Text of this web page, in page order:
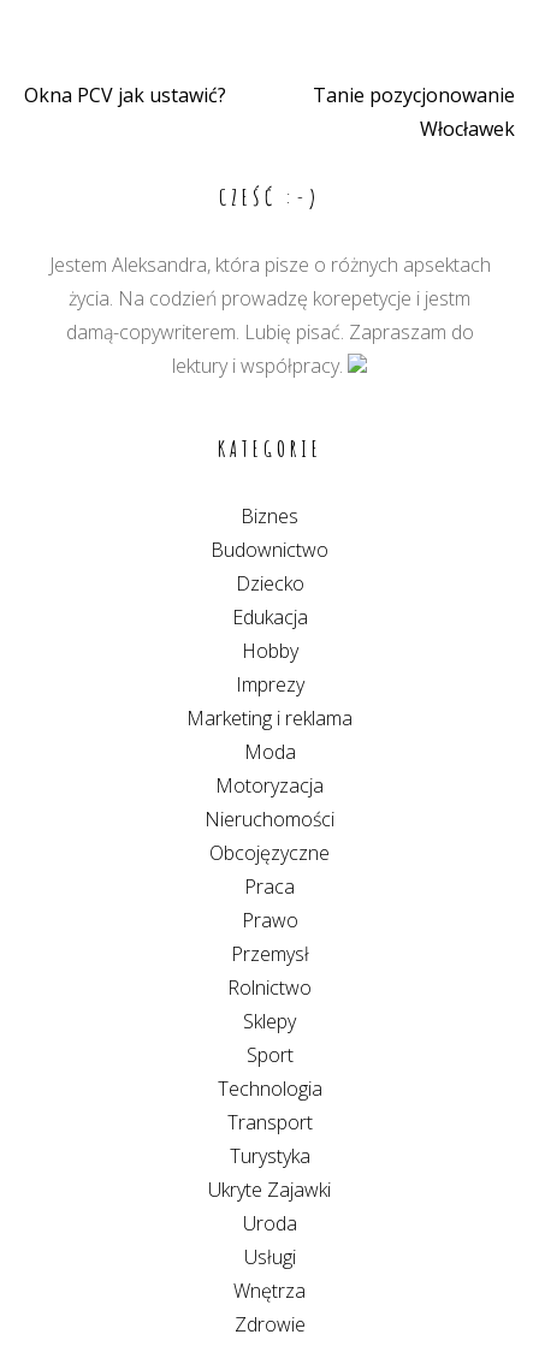
Nawigacja
Okna PCV jak ustawić?
Tanie pozycjonowanie
Włocławek
CZEŚĆ :-)
Jestem Aleksandra, która pisze o różnych apsektach
życia. Na codzień prowadzę korepetycje i jestm
damą-copywriterem. Lubię pisać. Zapraszam do
lektury i współpracy.
KATEGORIE
Biznes
Budownictwo
Dziecko
Edukacja
Hobby
Imprezy
Marketing i reklama
Moda
Motoryzacja
Nieruchomości
Obcojęzyczne
Praca
Prawo
Przemysł
Rolnictwo
Sklepy
Sport
Technologia
Transport
Turystyka
Ukryte Zajawki
Uroda
Usługi
Wnętrza
Zdrowie